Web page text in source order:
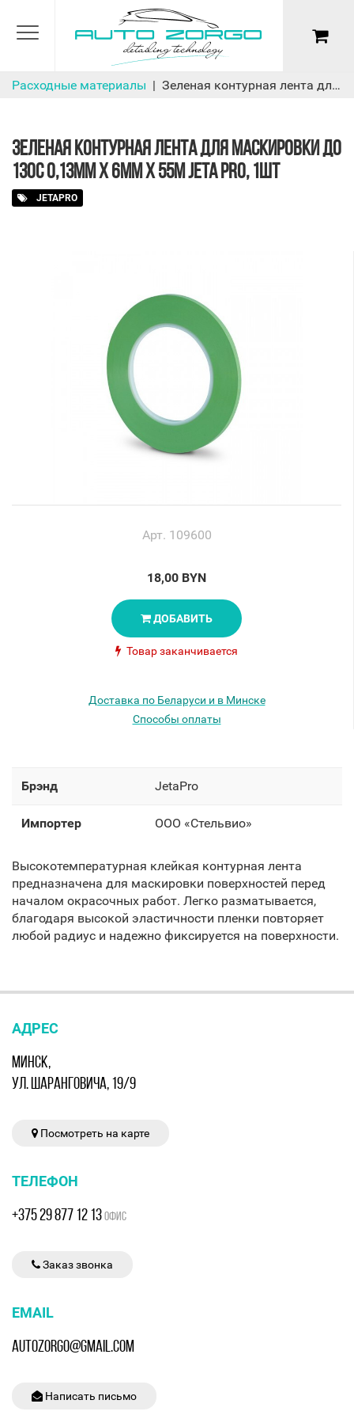
Расходные материалы Зеленая контурная лента для маскировки до 130С 0,13мм х 6мм х 55м Jeta Pro, 1шт
ЗЕЛЕНАЯ КОНТУРНАЯ ЛЕНТА ДЛЯ МАСКИРОВКИ ДО
130С 0,13ММ Х 6ММ Х 55М JETA PRO, 1ШТ
JETAPRO
Арт. 109600
18,00 BYN
ДОБАВИТЬ
Товар заканчивается
Доставка по Беларуси и в Минске
Способы оплаты
Брэнд JetaPro
Импортер OOO «Стельвио»
Высокотемпературная клейкая контурная лента
предназначена для маскировки поверхностей перед
началом окрасочных работ. Легко разматывается,
благодаря высокой эластичности пленки повторяет
любой радиус и надежно фиксируется на поверхности.
АДРЕС
МИНСК,
УЛ. ШАРАНГОВИЧА, 19/9
Посмотреть на карте
ТЕЛЕФОН
+375 29 877 12 13ОФИС
Заказ звонка
EMAIL
AUTOZORGO@GMAIL.COM
Написать письмо